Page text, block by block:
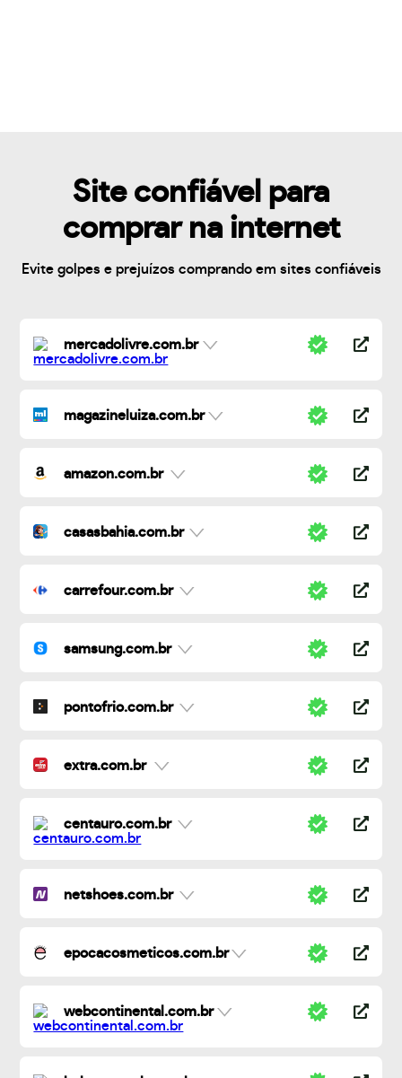
Site confiável para
comprar na internet
Evite golpes e prejuízos comprando em sites confiáveis
mercadolivre.com.br
magazineluiza.com.br
amazon.com.br
casasbahia.com.br
carrefour.com.br
samsung.com.br
pontofrio.com.br
extra.com.br
centauro.com.br
netshoes.com.br
epocacosmeticos.com.br
webcontinental.com.br